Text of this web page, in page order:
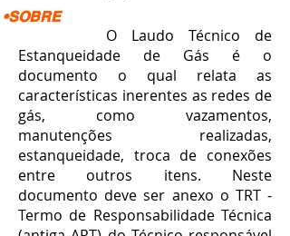
•SOBRE
O Laudo Técnico de
Estanqueidade de Gás é o
documento o qual relata as
características inerentes as redes de
gás, como vazamentos,
manutenções realizadas,
estanqueidade, troca de conexões
entre outros itens. Neste
documento deve ser anexo o TRT -
Termo de Responsabilidade Técnica